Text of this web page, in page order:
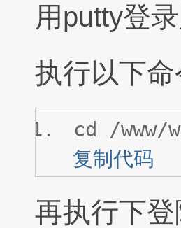
用putty登
执行以下命
cd /
复制代码
再执行下